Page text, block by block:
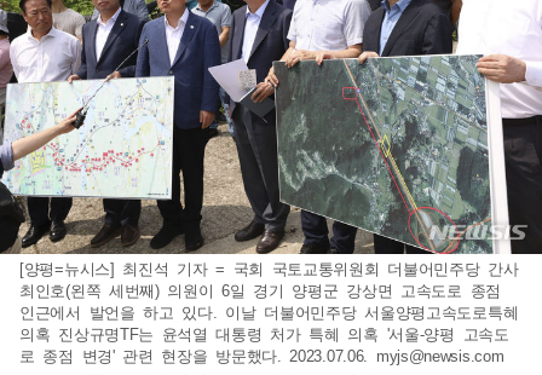
[양평=뉴시스] 최진석 기자 = 국회 국토교통위원회 더불어민주당 간사
최인호(왼쪽 세번째) 의원이 6일 경기 양평군 강상면 고속도로 종점
인근에서 발언을 하고 있다. 이날 더불어민주당 서울양평고속도로특혜
의혹 진상규명TF는 윤석열 대통령 처가 특혜 의혹 '서울-양평 고속도
로 종점 변경' 관련 현장을 방문했다. 2023.07.06. myjs@newsis.com